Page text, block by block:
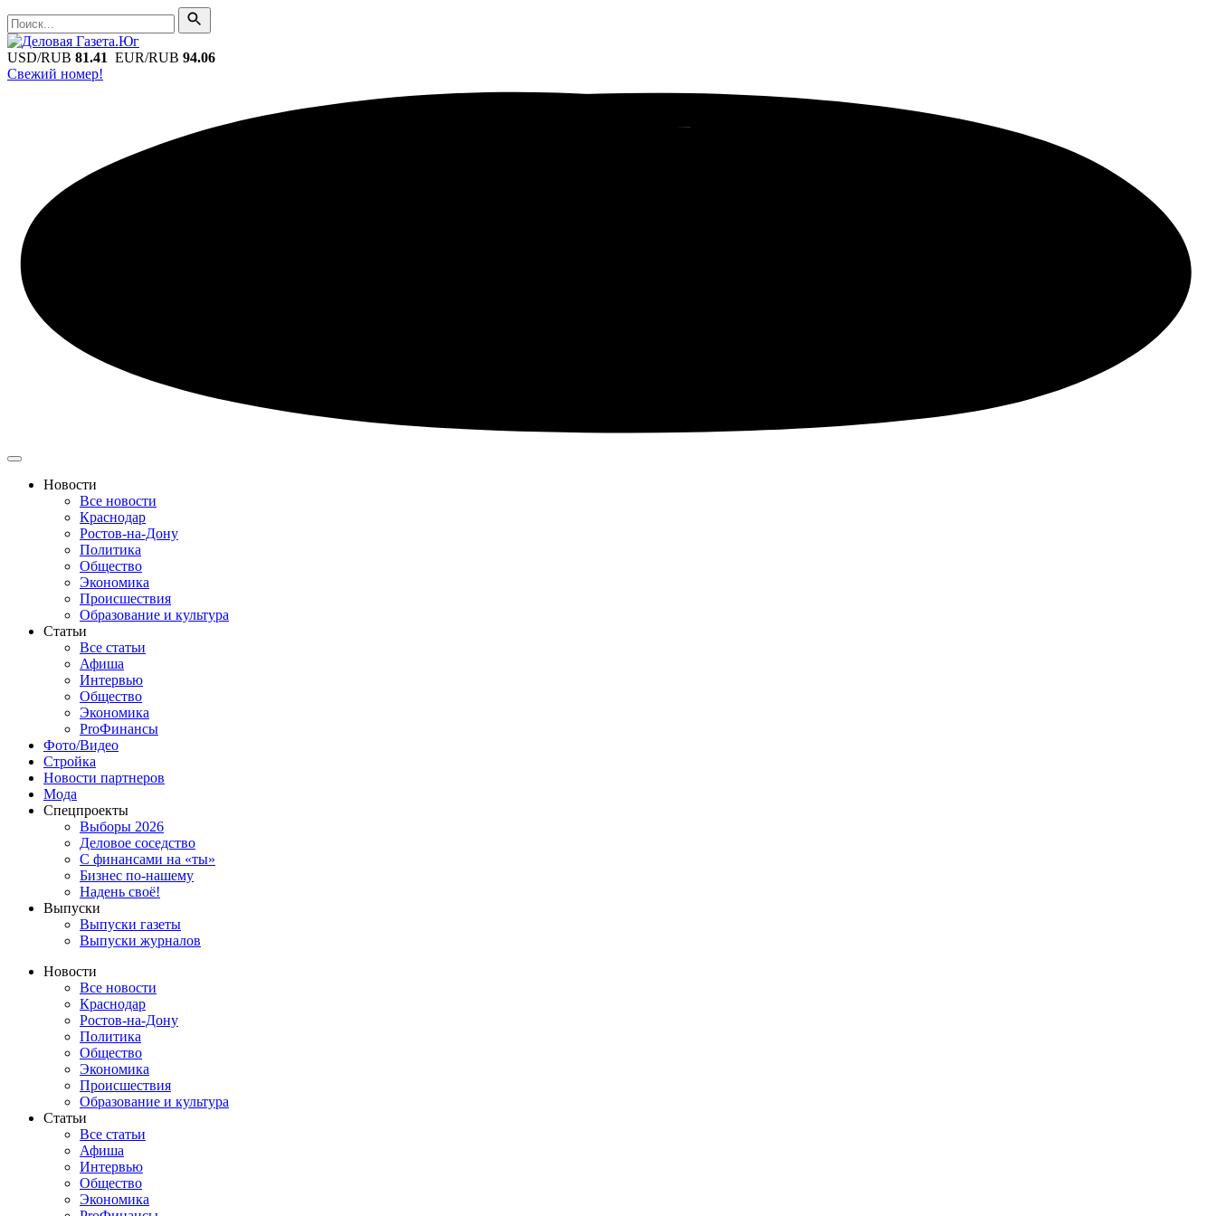
Поиск
Поиск
USD/RUB 81.41 EUR/RUB 94.06
Свежий номер!
Новости
Все новости
Краснодар
Ростов-на-Дону
Политика
Общество
Экономика
Происшествия
Образование и культура
Статьи
Все статьи
Афиша
Интервью
Общество
Экономика
ProФинансы
Фото/Видео
Стройка
Новости партнеров
Мода
Спецпроекты
Выборы 2026
Деловое соседство
С финансами на «ты»
Бизнес по-нашему
Надень своё!
Выпуски
Выпуски газеты
Выпуски журналов
Новости
Все новости
Краснодар
Ростов-на-Дону
Политика
Общество
Экономика
Происшествия
Образование и культура
Статьи
Все статьи
Афиша
Интервью
Общество
Экономика